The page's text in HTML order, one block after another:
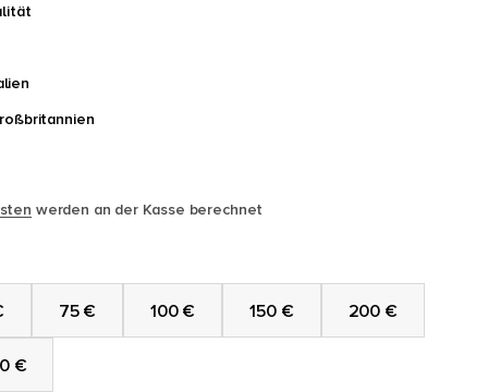
werden an der Kasse berechnet
75 € 100 € 150 € 200 €
€